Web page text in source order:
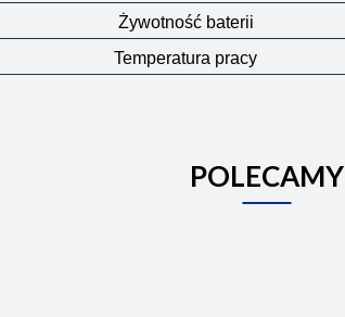
Żywotność baterii
Temperatura pracy
POLECAMY